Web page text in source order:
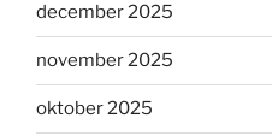
december 2025
november 2025
oktober 2025